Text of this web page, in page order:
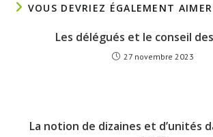
VOUS DEVRIEZ ÉGALEMENT AIMER
Les délégués et le conseil
27 novembre 2023
La notion de dizaines et d’unités